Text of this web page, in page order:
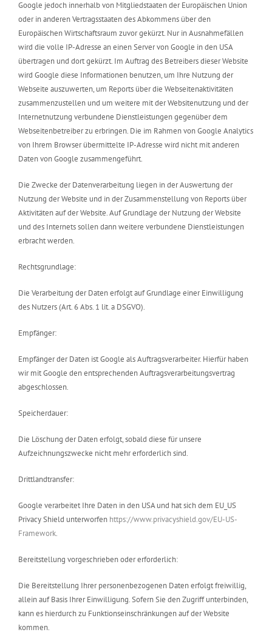
Google jedoch innerhalb von Mitgliedstaaten der Europäischen Union
oder in anderen Vertragsstaaten des Abkommens über den
Europäischen Wirtschaftsraum zuvor gekürzt. Nur in Ausnahmefällen
wird die volle IP-Adresse an einen Server von Google in den USA
übertragen und dort gekürzt. Im Auftrag des Betreibers dieser Website
wird Google diese Informationen benutzen, um Ihre Nutzung der
Webseite auszuwerten, um Reports über die Webseitenaktivitäten
zusammenzustellen und um weitere mit der Websitenutzung und der
Internetnutzung verbundene Dienstleistungen gegenüber dem
Webseitenbetreiber zu erbringen. Die im Rahmen von Google Analytics
von Ihrem Browser übermittelte IP-Adresse wird nicht mit anderen
Daten von Google zusammengeführt.
Die Zwecke der Datenverarbeitung liegen in der Auswertung der
Nutzung der Website und in der Zusammenstellung von Reports über
Aktivitäten auf der Website. Auf Grundlage der Nutzung der Website
und des Internets sollen dann weitere verbundene Dienstleistungen
erbracht werden.
Rechtsgrundlage:
Die Verarbeitung der Daten erfolgt auf Grundlage einer Einwilligung
des Nutzers (Art. 6 Abs. 1 lit. a DSGVO).
Empfänger:
Empfänger der Daten ist Google als Auftragsverarbeiter. Hierfür haben
wir mit Google den entsprechenden Auftragsverarbeitungsvertrag
abgeschlossen.
Speicherdauer:
Die Löschung der Daten erfolgt, sobald diese für unsere
Aufzeichnungszwecke nicht mehr erforderlich sind.
Drittlandtransfer:
Google verarbeitet Ihre Daten in den USA und hat sich dem EU_US
Privacy Shield unterworfen https://www.privacyshield.gov/EU-US-
Framework.
Bereitstellung vorgeschrieben oder erforderlich:
Die Bereitstellung Ihrer personenbezogenen Daten erfolgt freiwillig,
allein auf Basis Ihrer Einwilligung. Sofern Sie den Zugriff unterbinden,
kann es hierdurch zu Funktionseinschränkungen auf der Website
kommen.